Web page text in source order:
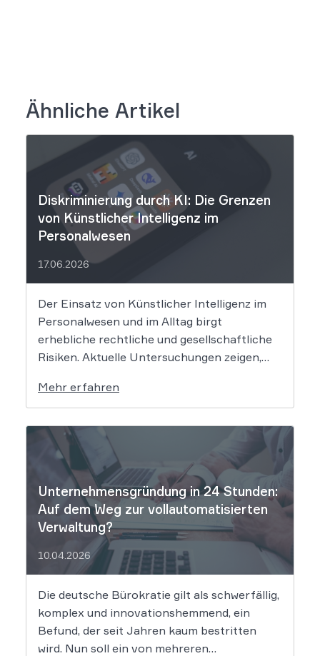
Ähnliche Artikel
Diskriminierung durch KI: Die Grenzen
von Künstlicher Intelligenz im
Personalwesen
17.06.2026
Der Einsatz von Künstlicher Intelligenz im
Personalwesen und im Alltag birgt
erhebliche rechtliche und gesellschaftliche
Risiken. Aktuelle Untersuchungen zeigen,
Bewerbungsprozessen systematisch
rassistisch aussortieren und Frauen zu
geringeren Gehaltsforderungen raten. Diese
digitalen Vorurteile stellen Unternehmen
vor massive Haftungsrisiken nach dem
Allgemeinen Gleichbehandlungsgesetz. Die
fortschreitende Digitalisierung […]
Mehr erfahren
Unternehmensgründung in 24 Stunden:
Auf dem Weg zur vollautomatisierten
Verwaltung?
10.04.2026
Die deutsche Bürokratie gilt als schwerfällig,
komplex und innovationshemmend, ein
Befund, der seit Jahren kaum bestritten
wird. Nun soll ein von mehreren